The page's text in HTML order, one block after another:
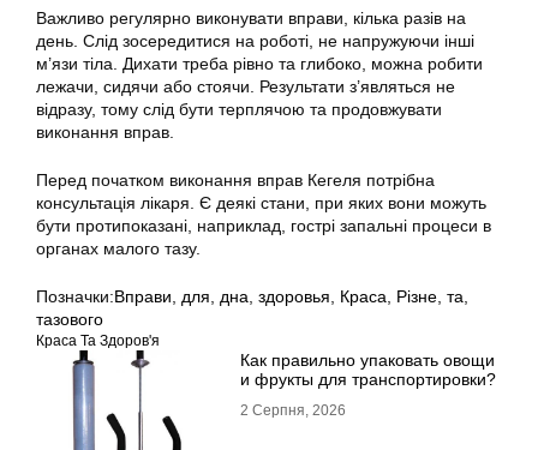
Важливо регулярно виконувати вправи, кілька разів на
день. Слід зосередитися на роботі, не напружуючи інші
м’язи тіла. Дихати треба рівно та глибоко, можна робити
лежачи, сидячи або стоячи. Результати з’являться не
відразу, тому слід бути терплячою та продовжувати
виконання вправ.
Перед початком виконання вправ Кегеля потрібна
консультація лікаря. Є деякі стани, при яких вони можуть
бути протипоказані, наприклад, гострі запальні процеси в
органах малого тазу.
Позначки:Вправи для дна здоровья Краса Різне та
тазового
Краса Та Здоров'я
Как правильно упаковать овощи
и фрукты для транспортировки?
2 Серпня, 2026